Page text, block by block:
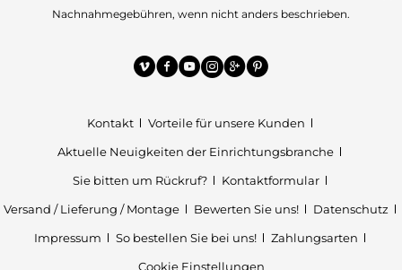
Nachnahmegebühren, wenn nicht anders beschrieben.
Kontakt
Vorteile für unsere Kunden
Aktuelle Neuigkeiten der Einrichtungsbranche
Sie bitten um Rückruf?
Kontaktformular
Versand / Lieferung / Montage
Bewerten Sie uns!
Datenschutz
Impressum
So bestellen Sie bei uns!
Zahlungsarten
Cookie Einstellungen